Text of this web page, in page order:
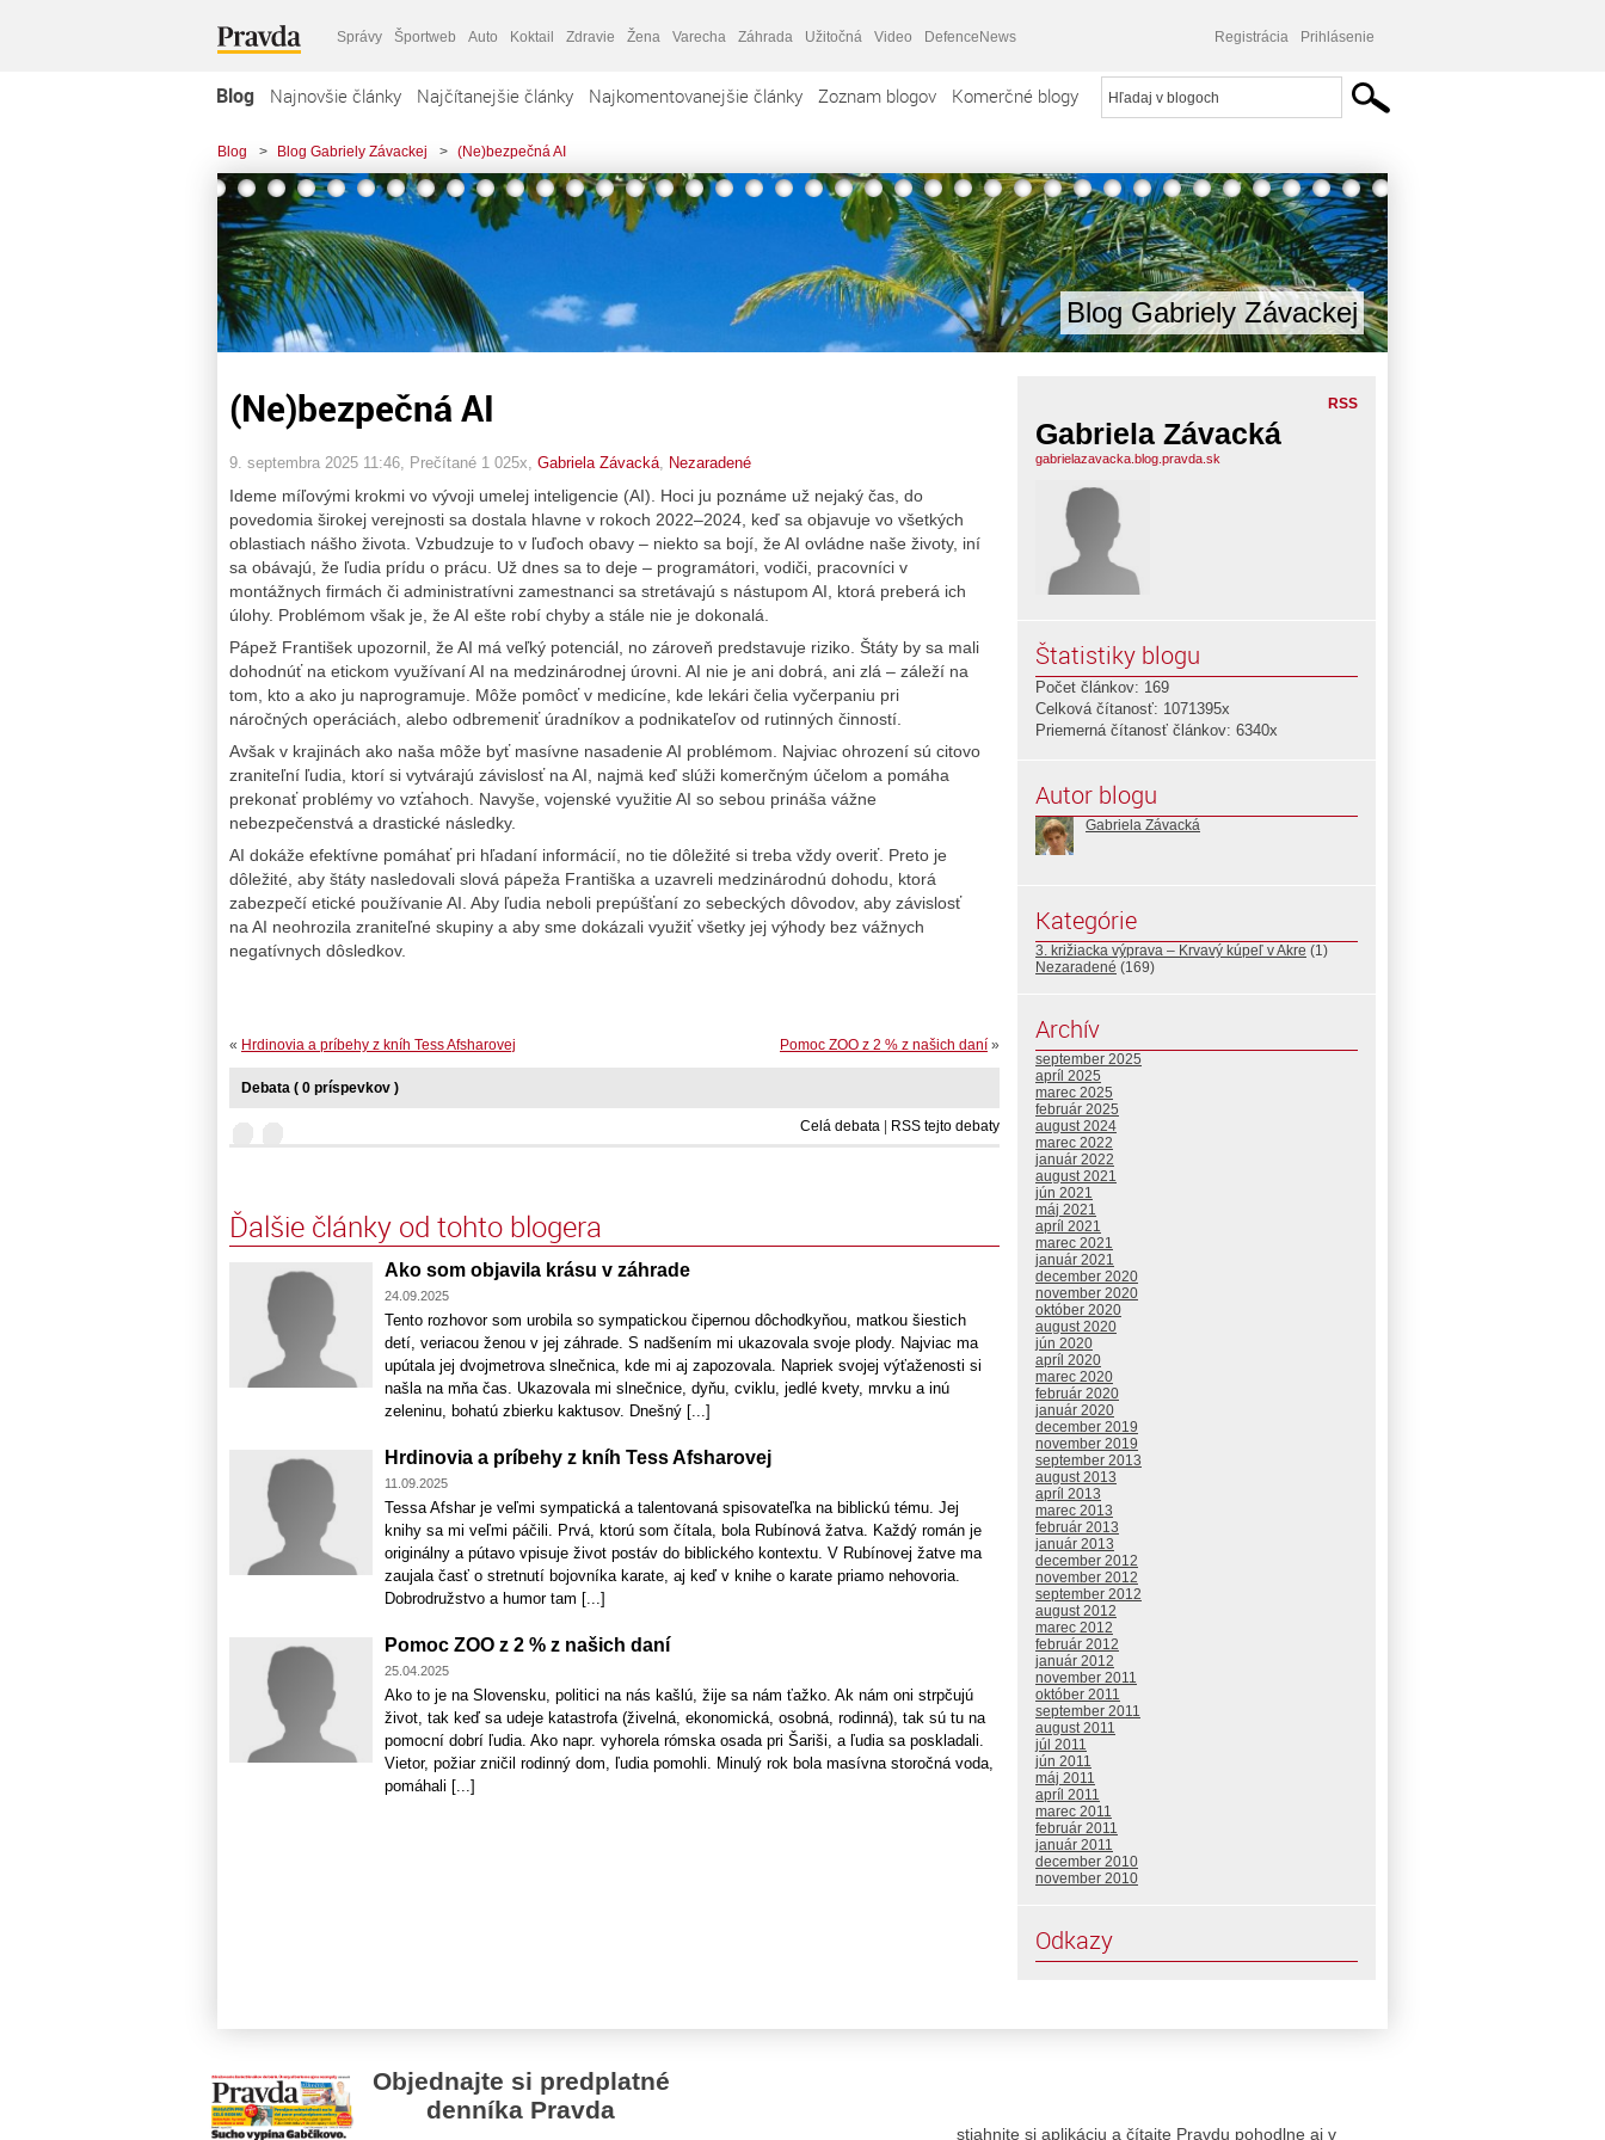
Správy Športweb Auto Koktail Zdravie Žena Varecha Záhrada Užitočná Video DefenceNews Registrácia Prihlásenie
Blog Najnovšie články Najčítanejšie články Najkomentovanejšie články Zoznam blogov Komerčné blogy
Blog > Blog Gabriely Závackej > (Ne)bezpečná AI
Blog Gabriely Závackej
(Ne)bezpečná AI
9. septembra 2025 11:46 , Prečítané 1 025x, Gabriela Závacká Nezaradené
Ideme míľovými krokmi vo vývoji umelej inteligencie (AI). Hoci ju poznáme už nejaký čas, do
povedomia širokej verejnosti sa dostala hlavne v rokoch 2022–2024, keď sa objavuje vo všetkých
oblastiach nášho života. Vzbudzuje to v ľuďoch obavy – niekto sa bojí, že AI ovládne naše životy, iní
sa obávajú, že ľudia prídu o prácu. Už dnes sa to deje – programátori, vodiči, pracovníci v
montážnych firmách či administratívni zamestnanci sa stretávajú s nástupom AI, ktorá preberá ich
úlohy. Problémom však je, že AI ešte robí chyby a stále nie je dokonalá.
Pápež František upozornil, že AI má veľký potenciál, no zároveň predstavuje riziko. Štáty by sa mali
dohodnúť na etickom využívaní AI na medzinárodnej úrovni. AI nie je ani dobrá, ani zlá – záleží na
tom, kto a ako ju naprogramuje. Môže pomôcť v medicíne, kde lekári čelia vyčerpaniu pri
náročných operáciách, alebo odbremeniť úradníkov a podnikateľov od rutinných činností.
Avšak v krajinách ako naša môže byť masívne nasadenie AI problémom. Najviac ohrození sú citovo
zraniteľní ľudia, ktorí si vytvárajú závislosť na AI, najmä keď slúži komerčným účelom a pomáha
prekonať problémy vo vzťahoch. Navyše, vojenské využitie AI so sebou prináša vážne
nebezpečenstvá a drastické následky.
AI dokáže efektívne pomáhať pri hľadaní informácií, no tie dôležité si treba vždy overiť. Preto je
dôležité, aby štáty nasledovali slová pápeža Františka a uzavreli medzinárodnú dohodu, ktorá
zabezpečí etické používanie AI. Aby ľudia neboli prepúšťaní zo sebeckých dôvodov, aby závislosť
na AI neohrozila zraniteľné skupiny a aby sme dokázali využiť všetky jej výhody bez vážnych
negatívnych dôsledkov.
Pomoc ZOO z 2 % z našich daní »
« Hrdinovia a príbehy z kníh Tess Afsharovej
Debata ( 0 príspevkov )
Celá debata RSS tejto debaty
Ďalšie články od tohto blogera
Ako som objavila krásu v záhrade
24.09.2025
Tento rozhovor som urobila so sympatickou čipernou dôchodkyňou, matkou šiestich
detí, veriacou ženou v jej záhrade. S nadšením mi ukazovala svoje plody. Najviac ma
upútala jej dvojmetrova slnečnica, kde mi aj zapozovala. Napriek svojej výťaženosti si
našla na mňa čas. Ukazovala mi slnečnice, dyňu, cviklu, jedlé kvety, mrvku a inú
zeleninu, bohatú zbierku kaktusov. Dnešný [...]
Hrdinovia a príbehy z kníh Tess Afsharovej
11.09.2025
Tessa Afshar je veľmi sympatická a talentovaná spisovateľka na biblickú tému. Jej
knihy sa mi veľmi páčili. Prvá, ktorú som čítala, bola Rubínová žatva. Každý román je
originálny a pútavo vpisuje život postáv do biblického kontextu. V Rubínovej žatve ma
zaujala časť o stretnutí bojovníka karate, aj keď v knihe o karate priamo nehovoria.
Dobrodružstvo a humor tam [...]
Pomoc ZOO z 2 % z našich daní
25.04.2025
Ako to je na Slovensku, politici na nás kašlú, žije sa nám ťažko. Ak nám oni strpčujú
život, tak keď sa udeje katastrofa (živelná, ekonomická, osobná, rodinná), tak sú tu na
pomocní dobrí ľudia. Ako napr. vyhorela rómska osada pri Šariši, a ľudia sa poskladali.
Vietor, požiar zničil rodinný dom, ľudia pomohli. Minulý rok bola masívna storočná voda,
pomáhali [...]
RSS
Gabriela Závacká
gabrielazavacka.blog.pravda.sk
Štatistiky blogu
Počet článkov: 169
Celková čítanosť: 1071395x
Priemerná čítanosť článkov: 6340x
Autor blogu
Gabriela Závacká
Kategórie
3. križiacka výprava – Krvavý kúpeľ v Akre (1)
Nezaradené (169)
Archív
september 2025
apríl 2025
marec 2025
február 2025
august 2024
marec 2022
január 2022
august 2021
jún 2021
máj 2021
apríl 2021
marec 2021
január 2021
december 2020
november 2020
október 2020
august 2020
jún 2020
apríl 2020
marec 2020
február 2020
január 2020
december 2019
november 2019
september 2013
august 2013
apríl 2013
marec 2013
február 2013
január 2013
december 2012
november 2012
september 2012
august 2012
marec 2012
február 2012
január 2012
november 2011
október 2011
september 2011
august 2011
júl 2011
jún 2011
máj 2011
apríl 2011
marec 2011
február 2011
január 2011
december 2010
november 2010
Odkazy
Objednajte si predplatné
denníka Pravda
stiahnite si aplikáciu a čítajte Pravdu pohodlne aj v